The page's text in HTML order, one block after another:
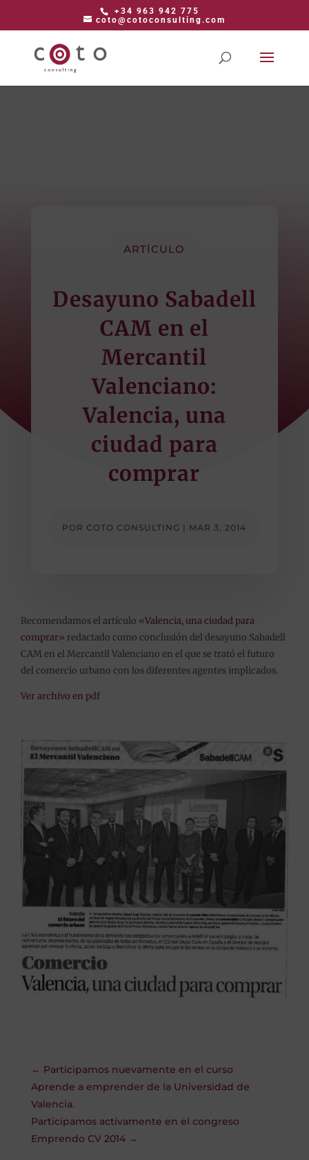
+34 963 942 775
coto@cotoconsulting.com
ARTÍCULO
Desayuno Sabadell
CAM en el
Mercantil
Valenciano:
Valencia, una
ciudad para
comprar
POR COTO CONSULTING | MAR 3, 2014
Recomendamos el artículo «Valencia, una ciudad para
comprar» redactado como conclusión del desayuno Sabadell
CAM en el Mercantil Valenciano en el que se trató el futuro
del comercio urbano con los diferentes agentes implicados.
Ver archivo en pdf
← Participamos nuevamente en el curso
Aprende a emprender de la Universidad de
Valencia.
Participamos activamente en el congreso
Emprendo CV 2014→